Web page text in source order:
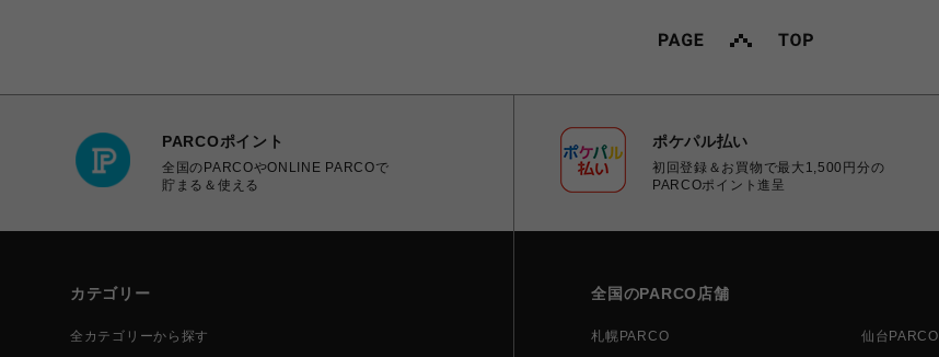
PARCOポイント
全国のPARCOやONLINE PARCOで
貯まる＆使える
ポケパル払い
初回登録＆お買物で最大1,500円分の
PARCOポイント進呈
カテゴリー
全カテゴリーから探す
全国のPARCO店舗
札幌PARCO 仙台PARCO